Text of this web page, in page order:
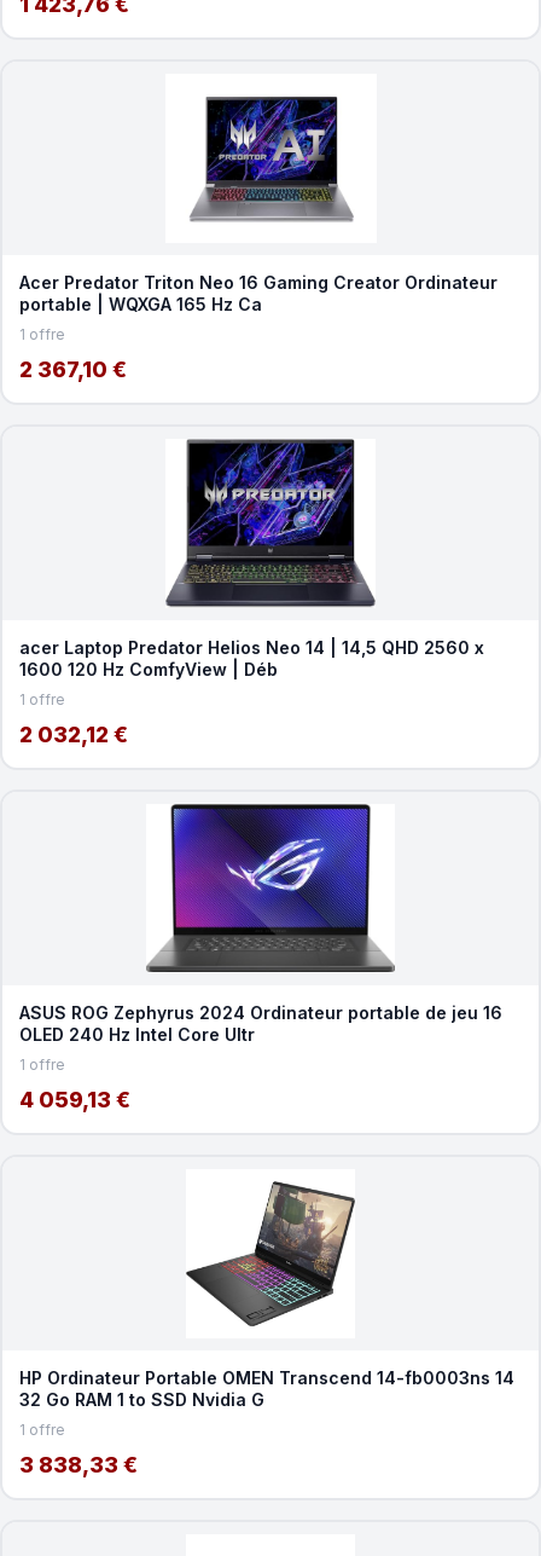
Acer Predator Triton Neo 16 Gaming Creator Ordinateur
portable | WQXGA 165 Hz Ca
1 offre
2 367,10 €
acer Laptop Predator Helios Neo 14 | 14,5 QHD 2560 x
1600 120 Hz ComfyView | Déb
1 offre
2 032,12 €
ASUS ROG Zephyrus 2024 Ordinateur portable de jeu 16
OLED 240 Hz Intel Core Ultr
1 offre
4 059,13 €
HP Ordinateur Portable OMEN Transcend 14-fb0003ns 14
32 Go RAM 1 to SSD Nvidia G
1 offre
3 838,33 €